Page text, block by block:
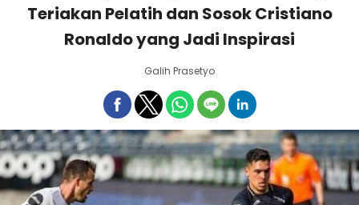
Teriakan Pelatih dan Sosok Cristiano
Ronaldo yang Jadi Inspirasi
Galih Prasetyo